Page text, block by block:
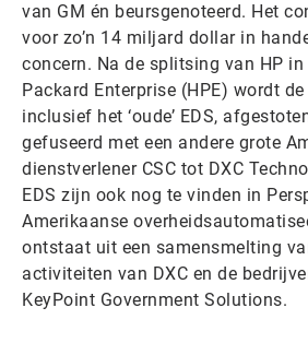
van GM én beursgenoteerd. Het
voor zo’n 14 miljard dollar in
concern. Na de splitsing van HP
Packard Enterprise (HPE) wordt
inclusief het ‘oude’ EDS,
gefuseerd met een andere grote
dienstverlener CSC tot DXC
EDS zijn ook nog te vinden in
Amerikaanse
ontstaat uit een samensmelting
activiteiten van DXC en de
KeyPoint Government Solutions.